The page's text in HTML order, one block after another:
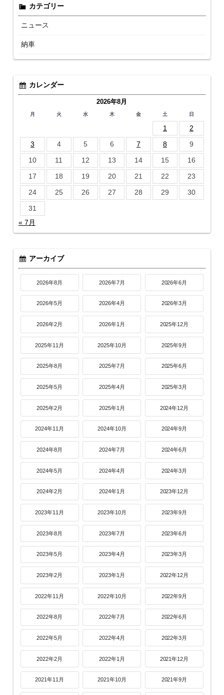
カテゴリー
ニュース
納車
カレンダー
2026年8月
月 火 水 木 金 土 日
1
2
3
4 5 6 7 8
9
10
11 12 13 14 15
16
17
18 19 20 21 22
23
24
25 26 27 28 29
30
31
« 7月
アーカイブ
2026年8月 2026年7月 2026年6月
2026年5月 2026年4月 2026年3月
2026年2月 2026年1月 2025年12月
2025年11月 2025年10月 2025年9月
2025年8月 2025年7月 2025年6月
2025年5月 2025年4月 2025年3月
2025年2月 2025年1月 2024年12月
2024年11月 2024年10月 2024年9月
2024年8月 2024年7月 2024年6月
2024年5月 2024年4月 2024年3月
2024年2月 2024年1月 2023年12月
2023年11月 2023年10月 2023年9月
2023年8月 2023年7月 2023年6月
2023年5月 2023年4月 2023年3月
2023年2月 2023年1月 2022年12月
2022年11月 2022年10月 2022年9月
2022年8月 2022年7月 2022年6月
2022年5月 2022年4月 2022年3月
2022年2月 2022年1月 2021年12月
2021年11月 2021年10月 2021年9月